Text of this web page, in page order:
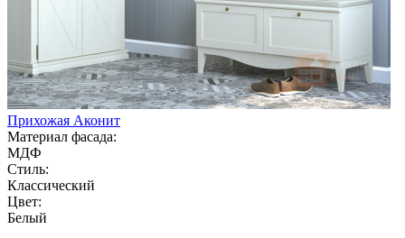
Прихожая Аконит
Материал фасада:
МДФ
Стиль:
Классический
Цвет:
Белый